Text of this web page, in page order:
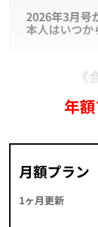
2026年3月号
本人はいつ
年
月額プラン
1ヶ月更新